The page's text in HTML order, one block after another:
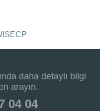
daha detaylı bilgi
arayın.
04 04